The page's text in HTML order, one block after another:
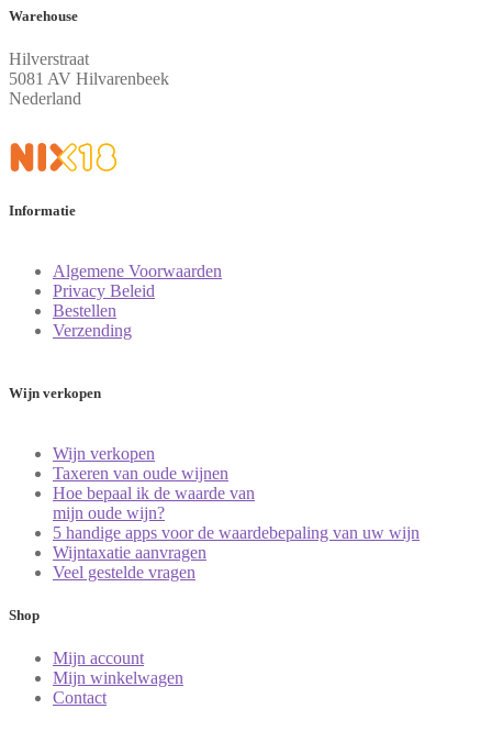
Warehouse
Hilverstraat
5081 AV Hilvarenbeek
Nederland
Informatie
Algemene Voorwaarden
Privacy Beleid
Bestellen
Verzending
Wijn verkopen
Wijn verkopen
Taxeren van oude wijnen
Hoe bepaal ik de waarde van
mijn oude wijn?
5 handige apps voor de waardebepaling van uw wijn
Wijntaxatie aanvragen
Veel gestelde vragen
Shop
Mijn account
Mijn winkelwagen
Contact